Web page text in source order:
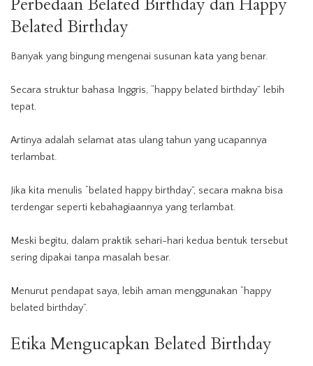
Belated Birthday
Banyak yang bingung mengenai susunan kata yang benar.
Secara struktur bahasa Inggris, “happy belated birthday” lebih
tepat.
Artinya adalah selamat atas ulang tahun yang ucapannya
terlambat.
Jika kita menulis “belated happy birthday”, secara makna bisa
terdengar seperti kebahagiaannya yang terlambat.
Meski begitu, dalam praktik sehari-hari kedua bentuk tersebut
sering dipakai tanpa masalah besar.
Menurut pendapat saya, lebih aman menggunakan “happy
belated birthday”.
Etika Mengucapkan Belated Birthday